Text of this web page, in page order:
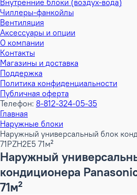
Внутренние блоки (воздух-вода)
Чиллеры-фанкойлы
Вентиляция
Аксессуары и опции
О компании
Контакты
Магазины и доставка
Поддержка
Политика конфиденциальности
Публичная оферта
Телефон: 8-812-324-05-35
Главная
Наружные блоки
Наружный универсальный блок
71PZH2E5 71м²
Наружный
кондиционера
71м²